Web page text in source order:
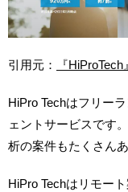
引用元： 『HiProTech』
HiPro Techはフリー
ェントサービスです
析の案件もたくさんあ
HiPro Techはリモー